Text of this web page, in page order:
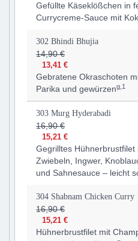
Gefüllte Käseklößchen in
Currycreme-Sauce mit
302 Bhindi Bhujia
14,90 €
13,41 €
Gebratene Okraschoten
Parika und gewürzeng,1
303 Murg Hyderabadi
16,90 €
15,21 €
Gegrilltes Hühnerbrustfilet
Zwiebeln, Ingwer,
und Sahnesauce – leicht
304 Shabnam Chicken Curry
16,90 €
15,21 €
Hühnerbrustfilet mit